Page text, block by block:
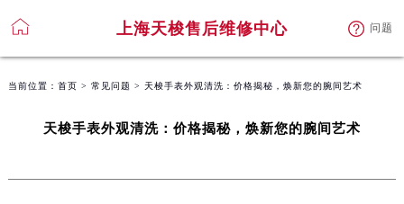
上海天梭售后维修中心 问题
当前位置： 首页 > 常见问题 > 天梭手表外观清洗：价格揭秘，焕新您的腕间艺术
天梭手表外观清洗：价格揭秘，焕新您的腕间艺术